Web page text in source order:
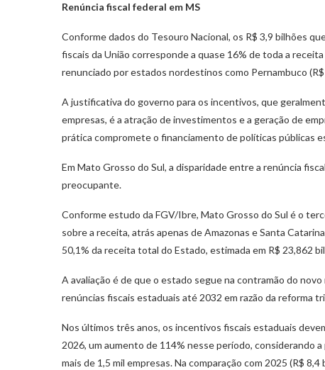
Renúncia fiscal federal em MS
Conforme dados do Tesouro Nacional, os R$ 3,9 bilhões
fiscais da União corresponde a quase 16% de toda a
renunciado por estados nordestinos como Pernambuco
A justificativa do governo para os incentivos, que
empresas, é a atração de investimentos e a geração de
prática compromete o financiamento de políticas públicas
Em Mato Grosso do Sul, a disparidade entre a renúncia
preocupante.
Conforme estudo da FGV/Ibre, Mato Grosso do Sul é o
sobre a receita, atrás apenas de Amazonas e Santa
50,1% da receita total do Estado, estimada em R$ 23,862
A avaliação é de que o estado segue na contramão do
renúncias fiscais estaduais até 2032 em razão da reforma
Nos últimos três anos, os incentivos fiscais estaduais
2026, um aumento de 114% nesse período, considerando
mais de 1,5 mil empresas. Na comparação com 2025 (R$